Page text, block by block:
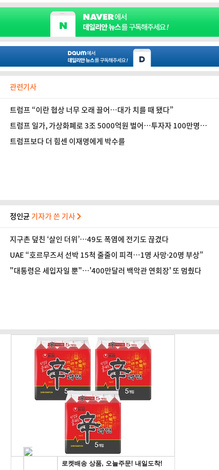
관련기사
트럼프 “이란 협상 너무 오래 끌어…대가 치를 때 됐다”
트럼프 일가, 가상화폐로 3조 5000억원 벌어…투자자 100만명
‘피눈물’
트럼프보다 더 힘센 이재명에게 박수를
정인균 기자가 쓴 기사
지구촌 덮친 ‘살인 더위’…49도 폭염에 전기도 끊겼다
UAE “호르무즈서 선박 15척 줄줄이 피격…1명 사망·20명 부상”
"대통령은 세입자일 뿐"…'400만달러 백악관 연회장' 또 멈췄다